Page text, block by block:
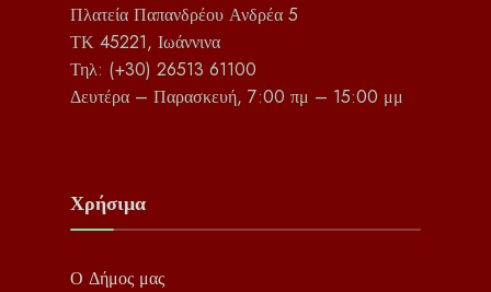
Πλατεία Παπανδρέου Ανδρέα 5
ΤΚ 45221, Ιωάννινα
Τηλ: (+30) 26513 61100
Δευτέρα – Παρασκευή, 7:00 πμ – 15:00 μμ
Χρήσιμα
Ο Δήμος μας